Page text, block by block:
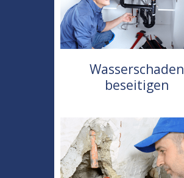
Wasserschaden
beseitigen